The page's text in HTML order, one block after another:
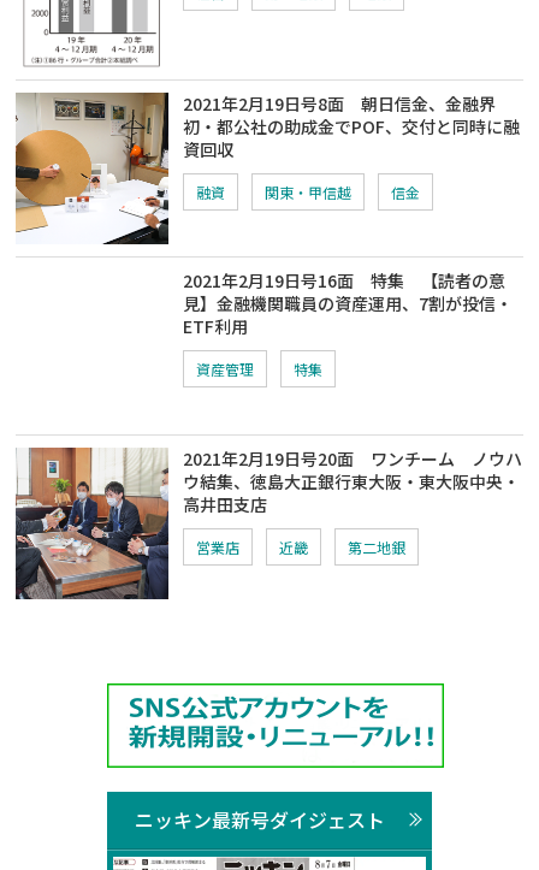
2021年2月19日号8面 朝日信金、金融界
初・都公社の助成金でPOF、交付と同時に融
資回収
融資 関東・甲信越 信金
2021年2月19日号16面 特集 【読者の意
見】金融機関職員の資産運用、7割が投信・
ETF利用
資産管理 特集
2021年2月19日号20面 ワンチーム ノウハ
ウ結集、徳島大正銀行東大阪・東大阪中央・
高井田支店
営業店 近畿 第二地銀
ニッキン最新号ダイジェスト